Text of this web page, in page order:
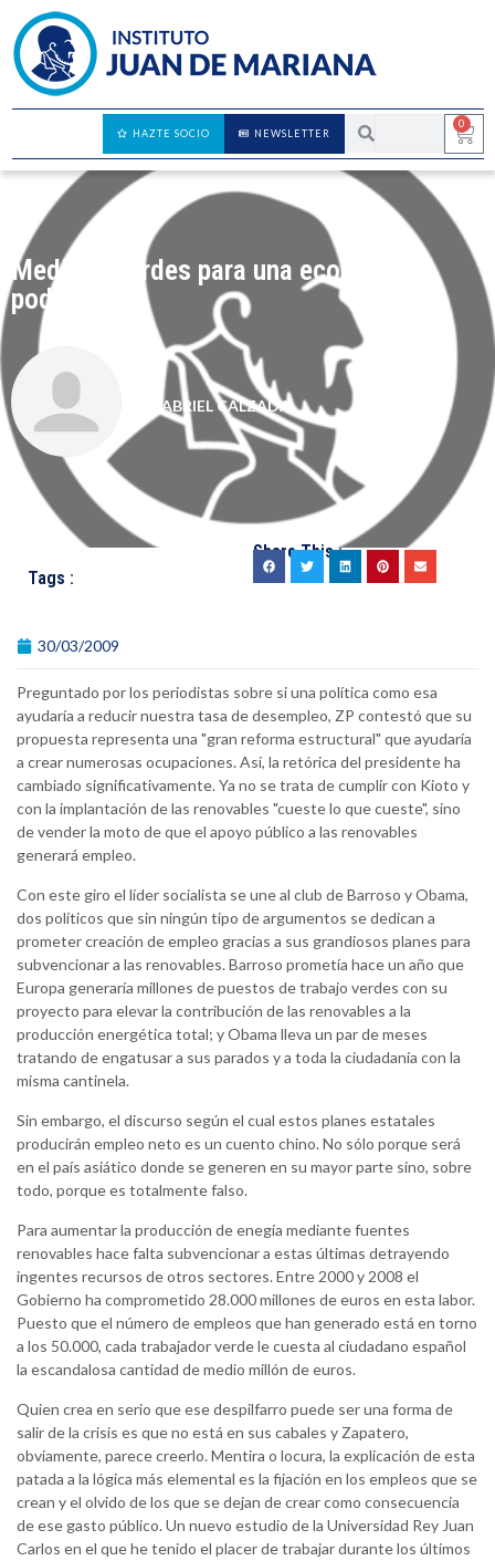
0
NEWSLETTER
HAZTE SOCIO
Medidas verdes para una economía
podrida
GABRIEL CALZADA
Tags :
Share This :
30/03/2009
Preguntado por los periodistas sobre si una política como esa
ayudaría a reducir nuestra tasa de desempleo, ZP contestó que su
propuesta representa una "gran reforma estructural" que ayudaría
a crear numerosas ocupaciones. Así, la retórica del presidente ha
cambiado significativamente. Ya no se trata de cumplir con Kioto y
con la implantación de las renovables "cueste lo que cueste", sino
de vender la moto de que el apoyo público a las renovables
generará empleo.
Con este giro el líder socialista se une al club de Barroso y Obama,
dos políticos que sin ningún tipo de argumentos se dedican a
prometer creación de empleo gracias a sus grandiosos planes para
subvencionar a las renovables. Barroso prometía hace un año que
Europa generaría millones de puestos de trabajo verdes con su
proyecto para elevar la contribución de las renovables a la
producción energética total; y Obama lleva un par de meses
tratando de engatusar a sus parados y a toda la ciudadanía con la
misma cantinela.
Sin embargo, el discurso según el cual estos planes estatales
producirán empleo neto es un cuento chino. No sólo porque será
en el país asiático donde se generen en su mayor parte sino, sobre
todo, porque es totalmente falso.
Para aumentar la producción de enegía mediante fuentes
renovables hace falta subvencionar a estas últimas detrayendo
ingentes recursos de otros sectores. Entre 2000 y 2008 el
Gobierno ha comprometido 28.000 millones de euros en esta labor.
Puesto que el número de empleos que han generado está en torno
a los 50.000, cada trabajador verde le cuesta al ciudadano español
la escandalosa cantidad de medio millón de euros.
Quien crea en serio que ese despilfarro puede ser una forma de
salir de la crisis es que no está en sus cabales y Zapatero,
obviamente, parece creerlo. Mentira o locura, la explicación de esta
patada a la lógica más elemental es la fijación en los empleos que se
crean y el olvido de los que se dejan de crear como consecuencia
de ese gasto público. Un nuevo estudio de la Universidad Rey Juan
Carlos en el que he tenido el placer de trabajar durante los últimos